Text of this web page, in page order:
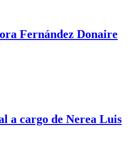
Fernández Donaire
a cargo de Nerea Luis